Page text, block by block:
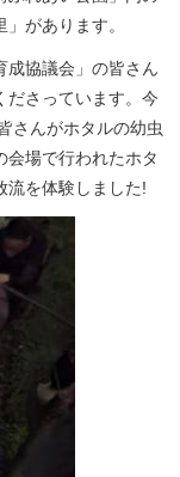
があります。
成協議会」の皆さん
ださっています。今
さんがホタルの幼虫
会場で行われたホタ
流を体験しました!